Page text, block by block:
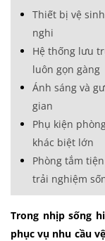
Thiết bị vệ
nghi
Hệ thống lưu
luôn gọn gàng
Ánh sáng và
gian
Phụ kiện
khác biệt lớn
Phòng tắm
trải nghiệm
Trong nhịp sống
phục vụ nhu cầu